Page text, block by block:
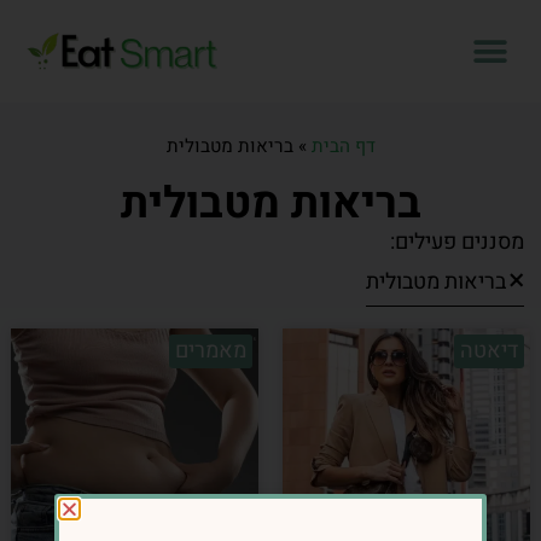
דף הבית »בריאות מטבולית
בריאות מטבולית
מסננים פעילים:
בריאות מטבולית×
דיאטה מאמרים